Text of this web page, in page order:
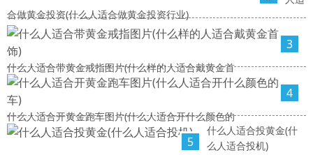
合做黄金投资(什么人适合做黄金投资行业)
3
什么人适合带黄金戒指图片(什么样的人适合戴黄金首
4
什么人适合开黄金跑车图片(什么人适合开什么颜色的
5
什么人适合投黄金(什
么人适合投机)